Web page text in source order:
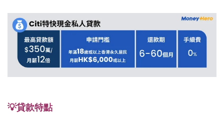
💡貸款特點